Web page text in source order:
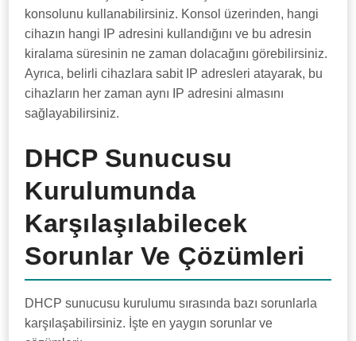
konsolunu kullanabilirsiniz. Konsol üzerinden, hangi
cihazın hangi IP adresini kullandığını ve bu adresin
kiralama süresinin ne zaman dolacağını görebilirsiniz.
Ayrıca, belirli cihazlara sabit IP adresleri atayarak, bu
cihazların her zaman aynı IP adresini almasını
sağlayabilirsiniz.
DHCP Sunucusu
Kurulumunda
Karşılaşılabilecek
Sorunlar Ve Çözümleri
DHCP sunucusu kurulumu sırasında bazı sorunlarla
karşılaşabilirsiniz. İşte en yaygın sorunlar ve